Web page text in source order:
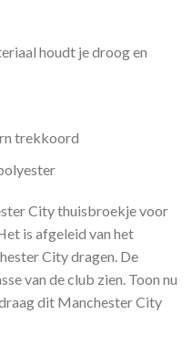
houdt je droog en
trekkoord
City thuisbroekje voor
is afgeleid van het
City dragen. De
van de club zien. Toon nu
dit Manchester City